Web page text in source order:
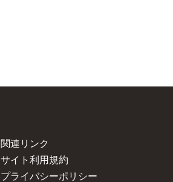
関連リンク
サイト利用規約
プライバシーポリシー